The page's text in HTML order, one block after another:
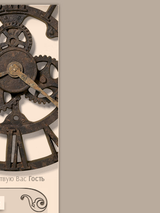
ВасГость